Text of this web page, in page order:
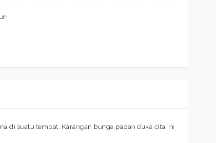
di suatu tempat. Karangan bunga papan duka cita ini